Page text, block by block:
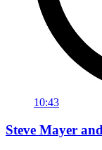
10:43
Steve Mayer